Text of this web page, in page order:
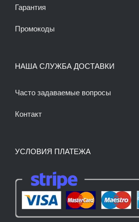
Гарантия
Промокоды
НАША СЛУЖБА ДОСТАВКИ
Часто задаваемые вопросы
Контакт
УСЛОВИЯ ПЛАТЕЖА